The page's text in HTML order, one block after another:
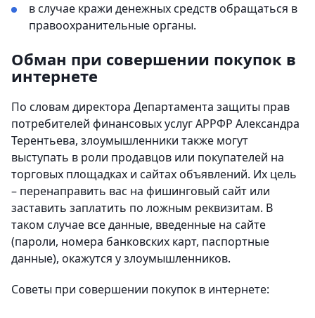
в случае кражи денежных средств обращаться в
правоохранительные органы.
Обман при совершении покупок в
интернете
По словам директора Департамента защиты прав
потребителей финансовых услуг АРРФР Александра
Терентьева, злоумышленники также могут
выступать в роли продавцов или покупателей на
торговых площадках и сайтах объявлений. Их цель
– перенаправить вас на фишинговый сайт или
заставить заплатить по ложным реквизитам. В
таком случае все данные, введенные на сайте
(пароли, номера банковских карт, паспортные
данные), окажутся у злоумышленников.
Советы при совершении покупок в интернете: